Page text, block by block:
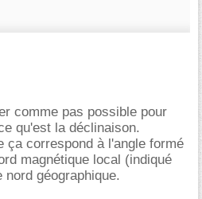
comme pas possible pour
qu'est la déclinaison.
ça correspond à l'angle formé
magnétique local (indiqué
géographique.